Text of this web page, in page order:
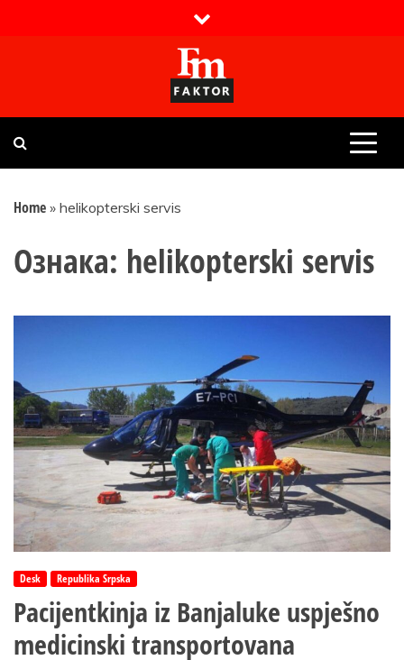
Faktor magazin
Uvijek presudan
Home » helikopterski servis
Ознака: helikopterski servis
Desk Republika Srpska
Pacijentkinja iz Banjaluke uspješno
medicinski transportovana